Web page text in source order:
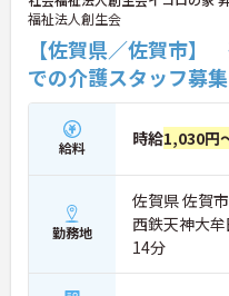
福祉法人創生会
【佐賀県／佐賀市
での介護スタッフ募集
給料 時給1,030円
勤務地
佐賀県 佐賀
西鉄天神大
14分